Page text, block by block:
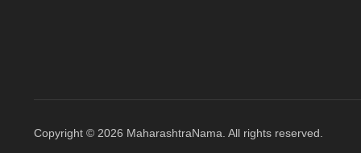
Copyright © 2026 MaharashtraNama. All rights reserved.